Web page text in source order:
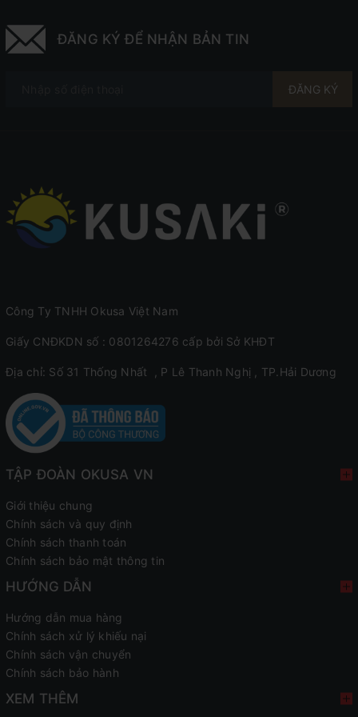
dãn tối đa. Nâng đồng thời phần lưng và bàn chân,
tập này thích hợp cho những người bị đau lưng,
đau nhức trên toàn cơ thể.
như:
- Time: Thời gian
- Manual air pressure: Áp suất không khí, tăng cường
độ mạnh nhẹ tùy nhu cầu
- Air pressure intensity: Áp suất cường độ mạnh
- Foot roller : Con lăn bàn chân
Massage không trọng lực thư giãn
bạn cảm giác lơ lửng như một phi hành gia chuyên
độ, toàn bộ lưng hạ thấp, chân nâng cao mang đến
tư thế gần nằm ngang thư giãn nhất, hạn chế tối đa
lực tác động lên cột sống.
ĐĂNG KÝ ĐỂ NHẬN BẢN TIN
ĐĂNG KÝ
Công Ty TNHH Okusa Việt Nam
Giấy CNĐKDN số : 0801264276 cấp bởi Sở KHĐT
Địa chỉ: Số 31 Thống Nhất , P Lê Thanh Nghị , TP.Hải Dương
TẬP ĐOÀN OKUSA VN
Giới thiệu chung
Chính sách và quy định
Chính sách thanh toán
Chính sách bảo mật thông tin
HƯỚNG DẪN
Hướng dẫn mua hàng
Chính sách xử lý khiếu nại
Chính sách vận chuyển
Chính sách bảo hành
XEM THÊM